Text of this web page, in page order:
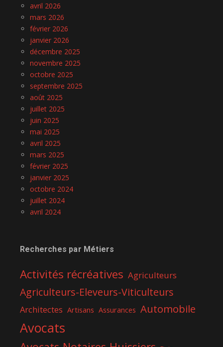
avril 2026
mars 2026
février 2026
janvier 2026
décembre 2025
novembre 2025
octobre 2025
septembre 2025
août 2025
juillet 2025
juin 2025
mai 2025
avril 2025
mars 2025
février 2025
janvier 2025
octobre 2024
juillet 2024
avril 2024
Recherches par Métiers
Activités récréatives Agriculteurs
Agriculteurs-Eleveurs-Viticulteurs
Architectes Artisans Assurances Automobile
Avocats